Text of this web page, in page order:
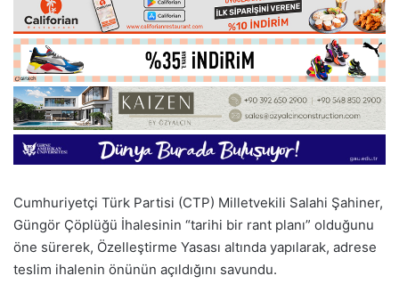
Cumhuriyetçi Türk Partisi (CTP) Milletvekili Salahi Şahiner,
Güngör Çöplüğü İhalesinin “tarihi bir rant planı” olduğunu
öne sürerek, Özelleştirme Yasası altında yapılarak, adrese
teslim ihalenin önünün açıldığını savundu.